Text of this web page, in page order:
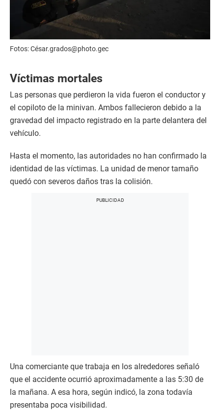
Fotos: César.grados@photo.gec
Víctimas mortales
Las personas que perdieron la vida fueron el conductor y
el copiloto de la minivan. Ambos fallecieron debido a la
gravedad del impacto registrado en la parte delantera del
vehículo.
Hasta el momento, las autoridades no han confirmado la
identidad de las víctimas. La unidad de menor tamaño
quedó con severos daños tras la colisión.
Una comerciante que trabaja en los alrededores señaló
que el accidente ocurrió aproximadamente a las 5:30 de
la mañana. A esa hora, según indicó, la zona todavía
presentaba poca visibilidad.